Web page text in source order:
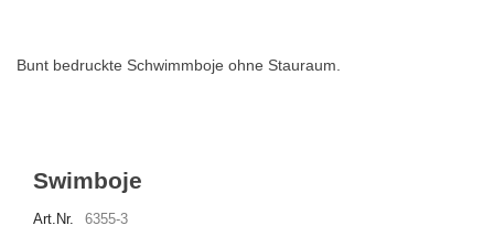
Swimboje
Art.Nr. 6355-3
Bunt bedruckte Schwimmboje ohne Stauraum.